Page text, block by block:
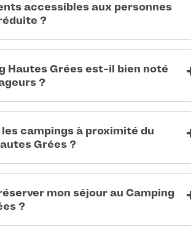
accessibles aux personnes
?
Hautes Grées est-il bien noté
?
campings à proximité du
Grées ?
mon séjour au Camping
?